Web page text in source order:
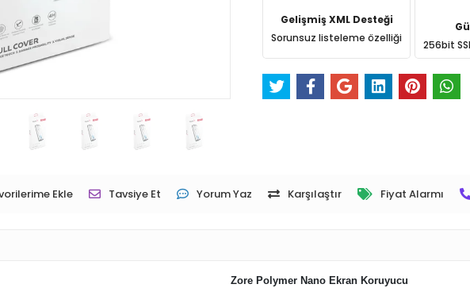
Gelişmiş XML Desteği
Sorunsuz listeleme özelliği
256bit
Ekle Tavsiye Et Yorum Yaz Karşılaştır Fiyat Alarmı
Zore Polymer Nano Ekran Koruyucu